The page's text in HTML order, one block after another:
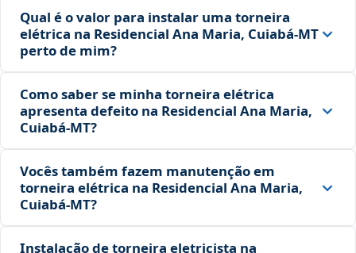
Qual é o valor para instalar uma torneira
elétrica na Residencial Ana Maria, Cuiabá‑MT
perto de mim?
Como saber se minha torneira elétrica
apresenta defeito na Residencial Ana Maria,
Cuiabá‑MT?
Vocês também fazem manutenção em
torneira elétrica na Residencial Ana Maria,
Cuiabá‑MT?
Instalação de torneira eletricista na